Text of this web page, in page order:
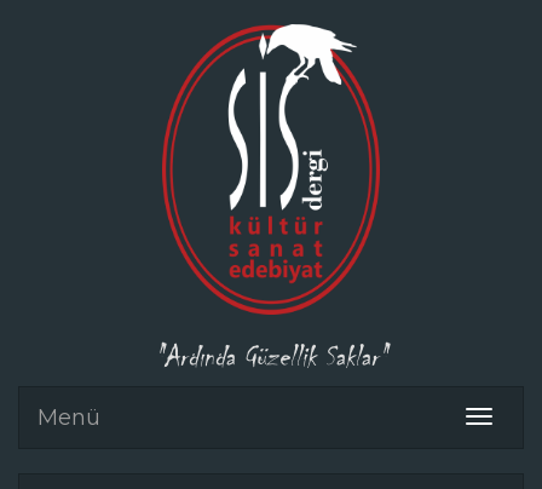
"Ardında Güzellik Saklar"
Toggle
Menü